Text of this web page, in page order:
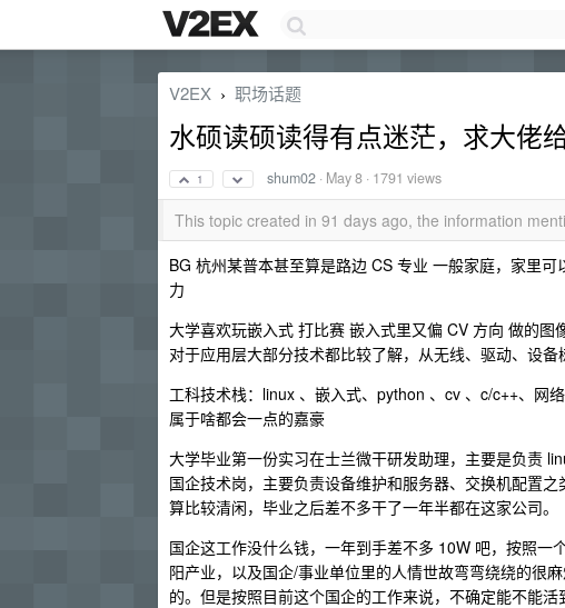
V2EX › 职场话题
水硕读硕读得有点迷茫，求大佬
1 shum02 · May 8 · 1791 views
This topic created in 91 days ago, the information
BG 杭州某普本甚至算是路边 CS 专业 一般家庭，家里
力
大学喜欢玩嵌入式 打比赛 嵌入式里又偏 CV 方向 做的图
对于应用层大部分技术都比较了解，从无线、驱动、设
工科技术栈：linux 、嵌入式、python 、cv 、c/c++、网
属于啥都会一点的嘉豪
大学毕业第一份实习在士兰微干研发助理，主要是负责
国企技术岗，主要负责设备维护和服务器、交换机配置
算比较清闲，毕业之后差不多干了一年半都在这家公司。
国企这工作没什么钱，一年到手差不多 10W 吧，按照
阳产业，以及国企/事业单位里的人情世故弯弯绕绕的很
的。但是按照目前这个国企的工作来说，不确定能不能